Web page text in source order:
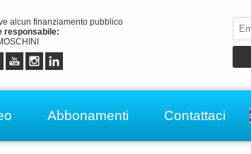
alcun finanziamento pubblico
responsabile:
Abbonamenti Contattaci